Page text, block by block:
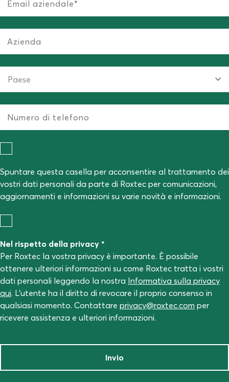
Spuntare questa casella per acconsentire al trattamento dei
vostri dati personali da parte di Roxtec per comunicazioni,
aggiornamenti e informazioni su varie novità e informazioni.
Nel rispetto della privacy *
Per Roxtec la vostra privacy è importante. È possibile
ottenere ulteriori informazioni su come Roxtec tratta i vostri
dati personali leggendo la nostra Informativa sulla privacy
qui. L'utente ha il diritto di revocare il proprio consenso in
qualsiasi momento. Contattare privacy@roxtec.com per
ricevere assistenza e ulteriori informazioni.
Invio